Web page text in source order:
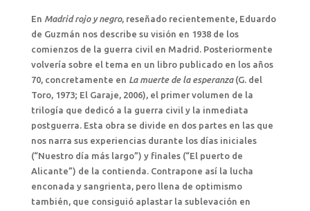
En Madrid rojo y negro, reseñado recientemente, Eduardo
de Guzmán nos describe su visión en 1938 de los
comienzos de la guerra civil en Madrid. Posteriormente
volvería sobre el tema en un libro publicado en los años
70, concretamente en La muerte de la esperanza(G. del
Toro, 1973; El Garaje, 2006), el primer volumen de la
trilogía que dedicó a la guerra civil y la inmediata
postguerra. Esta obra se divide en dos partes en las que
nos narra sus experiencias durante los días iniciales
(“Nuestro día más largo”) y finales (“El puerto de
Alicante”) de la contienda. Contrapone así la lucha
enconada y sangrienta, pero llena de optimismo
también, que consiguió aplastar la sublevación en